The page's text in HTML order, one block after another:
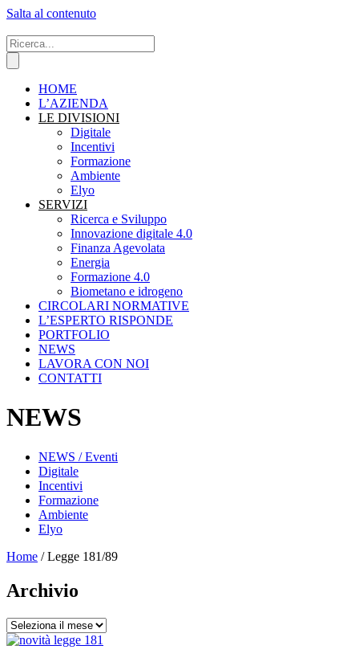
Salta al contenuto
HOME
L’AZIENDA
LE DIVISIONI
Digitale
Incentivi
Formazione
Ambiente
Elyo
SERVIZI
Ricerca e Sviluppo
Innovazione digitale 4.0
Finanza Agevolata
Energia
Formazione 4.0
Biometano e idrogeno
CIRCOLARI NORMATIVE
L’ESPERTO RISPONDE
PORTFOLIO
NEWS
LAVORA CON NOI
CONTATTI
NEWS
NEWS / Eventi
Digitale
Incentivi
Formazione
Ambiente
Elyo
Home /Legge 181/89
Archivio
Archivio